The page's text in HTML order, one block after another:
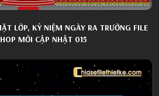
LỚP, KỶ NIỆM NGÀY RA TRƯỜNG FILE
PHOTOSHOP MỚI CẬP NHẬT 015